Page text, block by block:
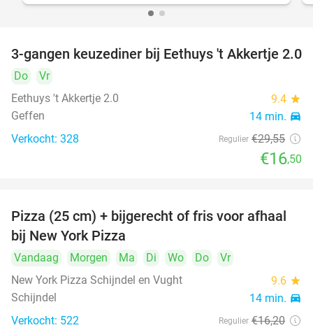
44%
3-gangen keuzediner bij Eethuys 't Akkertje 2.0
Do
Vr
Eethuys 't Akkertje 2.0
9.4 star
Geffen 14 min. directions_car
Verkocht: 328 Regulier €29,55
€16,50
48%
Pizza (25 cm) + bijgerecht of fris voor afhaal
bij New York Pizza
Vandaag Morgen Ma Di Wo Do
Vr
New York Pizza Schijndel en Vught
9.6 star
Schijndel 14 min. directions_car
Verkocht: 522 Regulier €16,20